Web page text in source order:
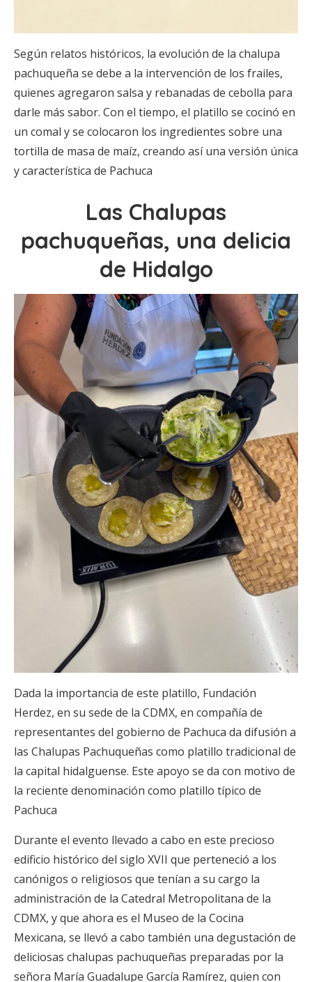
Según relatos históricos, la evolución de la chalupa
pachuqueña se debe a la intervención de los frailes,
quienes agregaron salsa y rebanadas de cebolla para
darle más sabor. Con el tiempo, el platillo se cocinó en
un comal y se colocaron los ingredientes sobre una
tortilla de masa de maíz, creando así una versión única
y característica de Pachuca
Las Chalupas
pachuqueñas, una delicia
de Hidalgo
Dada la importancia de este platillo, Fundación
Herdez, en su sede de la CDMX, en compañía de
representantes del gobierno de Pachuca da difusión a
las Chalupas Pachuqueñas como platillo tradicional de
la capital hidalguense. Este apoyo se da con motivo de
la reciente denominación como platillo típico de
Pachuca
Durante el evento llevado a cabo en este precioso
edificio histórico del siglo XVII que perteneció a los
canónigos o religiosos que tenían a su cargo la
administración de la Catedral Metropolitana de la
CDMX, y que ahora es el Museo de la Cocina
Mexicana, se llevó a cabo también una degustación de
deliciosas chalupas pachuqueñas preparadas por la
señora María Guadalupe García Ramírez, quien con